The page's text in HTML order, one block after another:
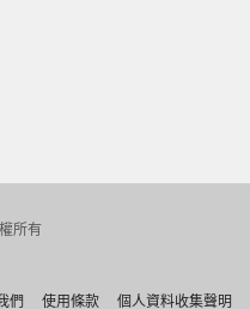
所有
們 使用條款 個人資料收集聲明